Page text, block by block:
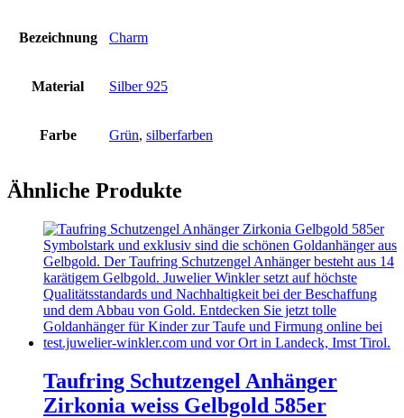
Bezeichnung Charm
Material Silber 925
Farbe Grün, silberfarben
Ähnliche Produkte
Taufring Schutzengel Anhänger
Zirkonia weiss Gelbgold 585er